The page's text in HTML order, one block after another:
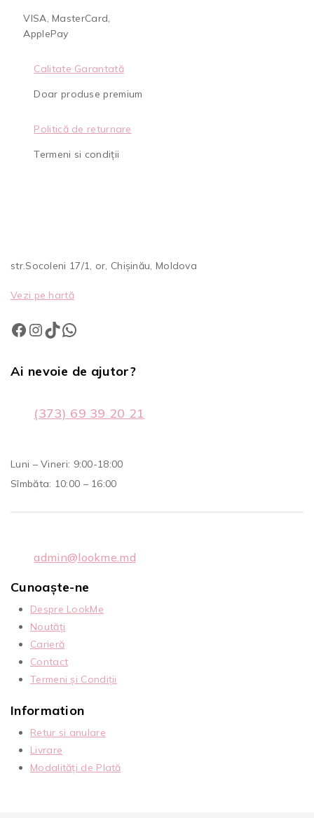
VISA, MasterCard,
ApplePay
Calitate Garantată
Doar produse premium
Politică de returnare
Termeni si condiții
str.Socoleni 17/1, or, Chișinău, Moldova
Vezi pe hartă
Ai nevoie de ajutor?
(373) 69 39 20 21
Luni – Vineri: 9:00-18:00
Sîmbăta: 10:00 – 16:00
admin@lookme.md
Cunoaște-ne
Despre LookMe
Noutăți
Carieră
Contact
Termeni și Condiții
Information
Retur si anulare
Livrare
Modalități de Plată